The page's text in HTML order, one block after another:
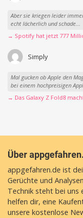
Aber sie kriegen leider
echt lächerlich und schade...
→ Spotify hat jetzt 777
Simply
Mal gucken ob Apple den
bei einem hochpreisigen
→ Das Galaxy Z Fold8
Über
appgefahren.de ist
Gerüchte und
Technik steht bei uns
helfen dir, eine
unsere kostenlose